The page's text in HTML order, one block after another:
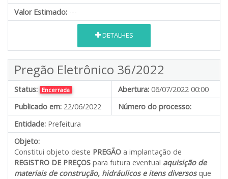
Valor Estimado: ---
DETALHES
Pregão Eletrônico 36/2022
Status: Encerrada Abertura: 06/07/2022 00:00
Publicado em: 22/06/2022
Número do processo:
Entidade: Prefeitura
Objeto:
Constitui objeto deste PREGÃO a implantação de
REGISTRO DE PREÇOS para futura eventual aquisição de
materiais de construção, hidráulicos e itens diversosque